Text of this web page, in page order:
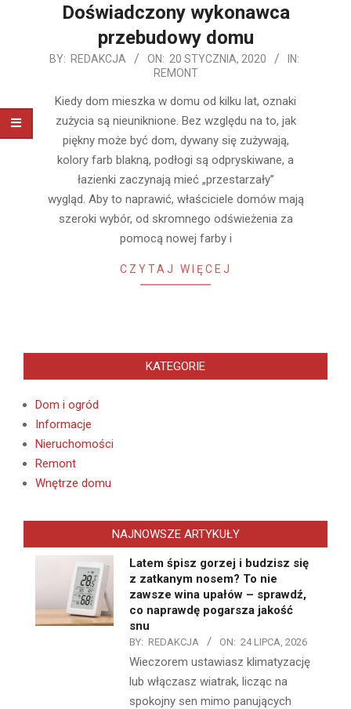
Doświadczony wykonawca
przebudowy domu
2020-
20
BY: REDAKCJA ON: 20 STYCZNIA, 2020
IN:
REMONT
Kiedy dom mieszka w domu od kilku lat, oznaki
zużycia są nieuniknione. Bez względu na to, jak
piękny może być dom, dywany się zużywają,
kolory farb blakną, podłogi są odpryskiwane, a
łazienki zaczynają mieć „przestarzały”
wygląd. Aby to naprawić, właściciele domów mają
szeroki wybór, od skromnego odświeżenia za
pomocą nowej farby i
CZYTAJ WIĘCEJ
KATEGORIE
Dom i ogród
Informacje
Nieruchomości
Remont
Wnętrze domu
NAJNOWSZE ARTYKUŁY
Latem śpisz gorzej i budzisz się
z zatkanym nosem? To nie
zawsze wina upałów – sprawdź,
co naprawdę pogarsza jakość
snu
BY: REDAKCJA ON: 24 LIPCA, 2026
Wieczorem ustawiasz klimatyzację
lub włączasz wiatrak, licząc na
spokojny sen mimo panujących